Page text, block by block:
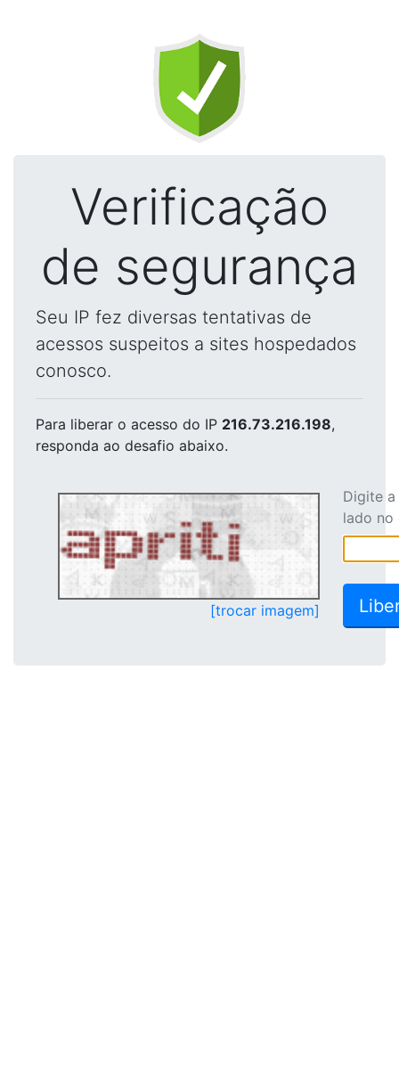
Verificação
de segurança
Seu IP fez diversas tentativas de
acessos suspeitos a sites hospedados
conosco.
Para liberar o acesso do IP 216.73.216.198,
responda ao desafio abaixo.
[trocar imagem]
Digite
lado no